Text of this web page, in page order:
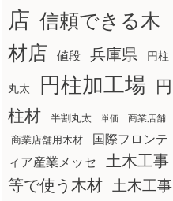
店 信頼できる木
材店
値段 兵庫県 円柱
丸太 円柱加工場
円
柱材
半割丸太 単価 商業店舗
商業店舗用木材
国際フロンテ
ィア産業メッセ
土木工事
等で使う木材
土木工事